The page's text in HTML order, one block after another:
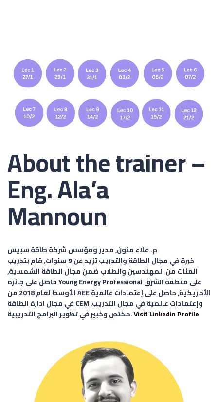
About the trainer –
Eng. Ala’a
Mannoun
م. علاء منون, مدير ومؤسس شركة طاقة سبيس
خبرة في مجال الطاقة والتدريب تزيد عن 9 سنوات, قام بتدريب
المئات من المهندسين والطلاب ضمن مجال الطاقة الشمسية,
حاصل على جائزة Young Energy Professional على منطقة الشرق
الأوسط لعام 2018 من AEE الأمريكية, حاصل على إعتمادات عالمية
في مجال ادارة الطاقة CEM وإعتمادات عالمية في مجال التدريب,
مختص وخبير في تطوير البرامج التدريبية.Visit Linkedin Profile